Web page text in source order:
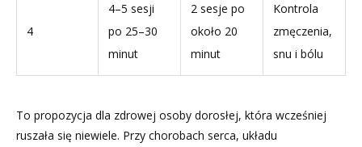
4
4–5 sesji
po 25–30
minut
2 sesje po
około 20
minut
Kontrola
zmęczenia,
snu i bólu
To propozycja dla zdrowej osoby dorosłej, która wcześniej
ruszała się niewiele. Przy chorobach serca, układu